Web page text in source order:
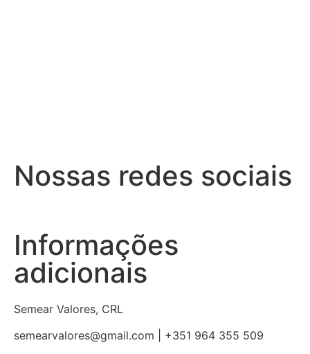
Nossas redes sociais
Informações
adicionais
Semear Valores, CRL
semearvalores@gmail.com | +351 964 355 509